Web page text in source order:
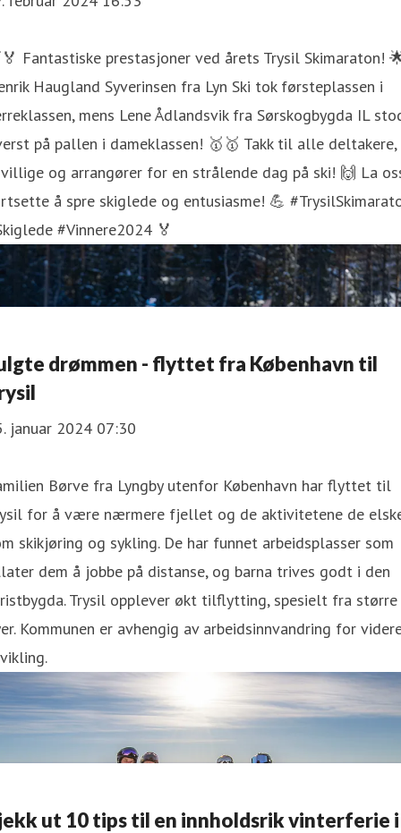
Fantastiske prestasjoner ved årets Trysil Skimaraton!
Haugland Syverinsen fra Lyn Ski tok førsteplassen i
mens Lene Ådlandsvik fra Sørskogbygda IL
på pallen i dameklassen! 🥇🥇 Takk til alle deltakere,
og arrangører for en strålende dag på ski! 🙌 La
å spre skiglede og entusiasme! 💪
#Vinnere2024 🏅
drømmen - flyttet fra København til
januar 2024 07:30
Børve fra Lyngby utenfor København har flyttet til
for å være nærmere fjellet og de aktivitetene de
skikjøring og sykling. De har funnet arbeidsplasser som
dem å jobbe på distanse, og barna trives godt i den
Trysil opplever økt tilflytting, spesielt fra større
Kommunen er avhengig av arbeidsinnvandring for
ut 10 tips til en innholdsrik vinterferie i